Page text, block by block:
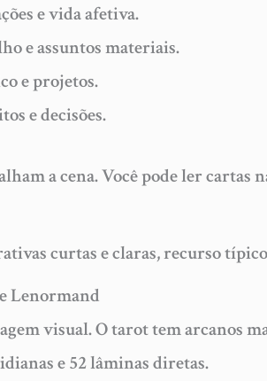
e vida afetiva.
e assuntos materiais.
e projetos.
e decisões.
a cena. Você pode ler cartas
curtas e claras, recurso
Lenormand
visual. O tarot tem arcanos
e 52 lâminas diretas.